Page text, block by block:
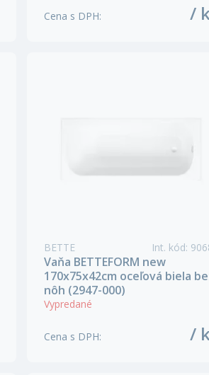
Cena s DPH: /
BETTE Int. kód:
Vaňa BETTEFORM new
170x75x42cm oceľová biela
nôh (2947-000)
Vypredané
Cena s DPH: /